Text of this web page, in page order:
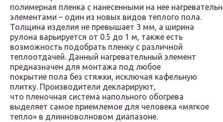
полимерная пленка с нанесенными на нее
элементами – один из новых видов теплого пола.
Толщина изделия не превышает 3 мм, а ширина
рулона варьируется от 0.5 до 1 м, также есть
возможность подобрать пленку с различной
теплоотдачей. Данный нагревательный элемент
предназначен для монтажа под любое
покрытие пола без стяжки, исключая кафельную
плитку. Производители декларируют,
что пленочная система напольного обогрева
выделяет самое приемлемое для человека «мягкое
тепло» в длинноволновом диапазоне.